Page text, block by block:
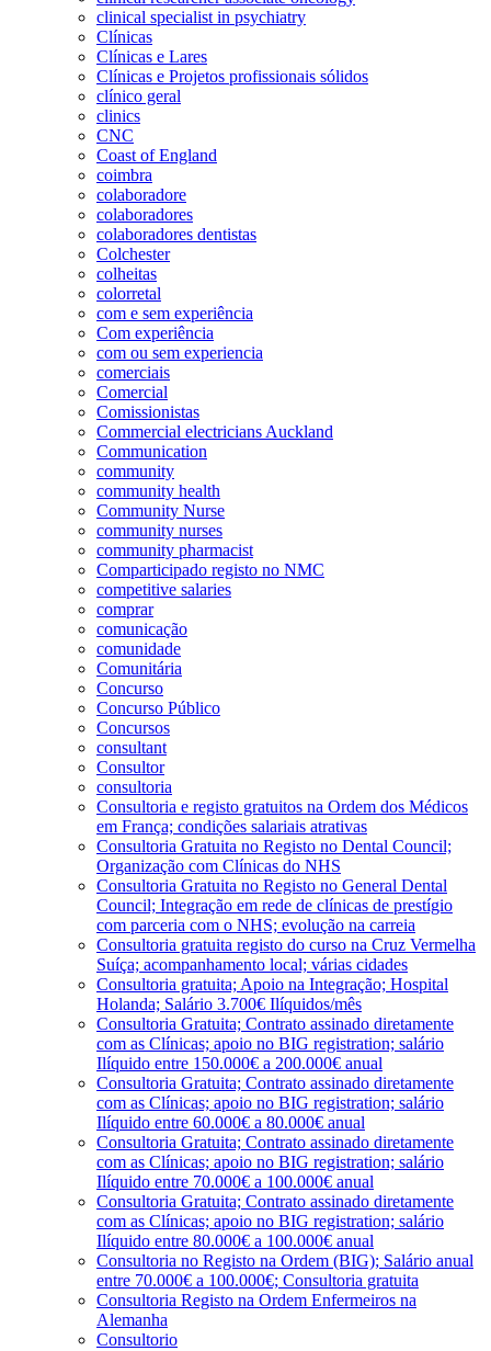
clinical specialist in psychiatry
Clínicas
Clínicas e Lares
Clínicas e Projetos profissionais sólidos
clínico geral
clinics
CNC
Coast of England
coimbra
colaboradore
colaboradores
colaboradores dentistas
Colchester
colheitas
colorretal
com e sem experiência
Com experiência
com ou sem experiencia
comerciais
Comercial
Comissionistas
Commercial electricians Auckland
Communication
community
community health
Community Nurse
community nurses
community pharmacist
Comparticipado registo no NMC
competitive salaries
comprar
comunicação
comunidade
Comunitária
Concurso
Concurso Público
Concursos
consultant
Consultor
consultoria
Consultoria e registo gratuitos na Ordem dos Médicos
em França; condições salariais atrativas
Consultoria Gratuita no Registo no Dental Council;
Organização com Clínicas do NHS
Consultoria Gratuita no Registo no General Dental
Council; Integração em rede de clínicas de prestígio
com parceria com o NHS; evolução na carreia
Consultoria gratuita registo do curso na Cruz Vermelha
Suíça; acompanhamento local; várias cidades
Consultoria gratuita; Apoio na Integração; Hospital
Holanda; Salário 3.700€ Ilíquidos/mês
Consultoria Gratuita; Contrato assinado diretamente
com as Clínicas; apoio no BIG registration; salário
Ilíquido entre 150.000€ a 200.000€ anual
Consultoria Gratuita; Contrato assinado diretamente
com as Clínicas; apoio no BIG registration; salário
Ilíquido entre 60.000€ a 80.000€ anual
Consultoria Gratuita; Contrato assinado diretamente
com as Clínicas; apoio no BIG registration; salário
Ilíquido entre 70.000€ a 100.000€ anual
Consultoria Gratuita; Contrato assinado diretamente
com as Clínicas; apoio no BIG registration; salário
Ilíquido entre 80.000€ a 100.000€ anual
Consultoria no Registo na Ordem (BIG); Salário anual
entre 70.000€ a 100.000€; Consultoria gratuita
Consultoria Registo na Ordem Enfermeiros na
Alemanha
Consultorio